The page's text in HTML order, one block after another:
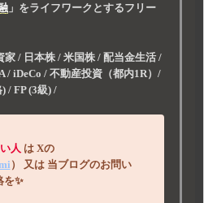
」 をライフワークとするフリー
/ 日本株 / 米国株 / 配当金生活 /
/ iDeCo / 不動産投資（都内1R）/
/ FP (3級) /
人 は Xの
） 又は 当ブログのお問い
を✨